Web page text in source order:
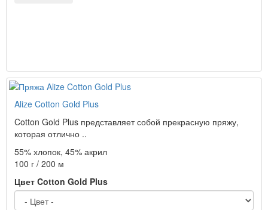
Alize Cotton Gold Plus
Cotton Gold Plus представляет собой прекрасную пряжу,
которая отлично ..
55% хлопок, 45% акрил
100 г / 200 м
Цвет Cotton Gold Plus